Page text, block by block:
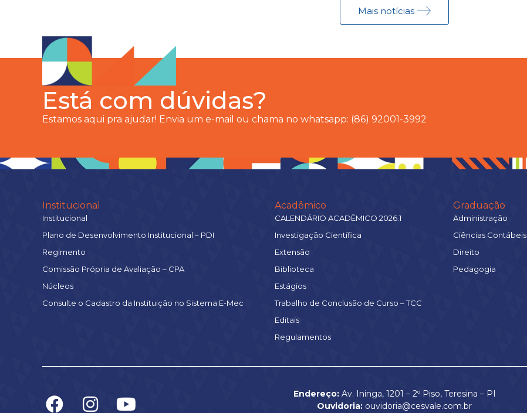
Mais notícias
Está com dúvidas?
Estamos aqui pra ajudar! Envia um e-mail ou chama no whatsapp: (86) 92001-3992
Institucional
Institucional
Plano de Desenvolvimento Institucional – PDI
Regimento
Comissão Própria de Avaliação – CPA
Núcleos
Consulte o Cadastro da Instituição no Sistema E-Mec
Acadêmico
CALENDÁRIO ACADÊMICO 2026.1
Investigação Científica
Extensão
Biblioteca
Estágios
Trabalho de Conclusão de Curso – TCC
Editais
Regulamentos
Graduação
Administração
Ciências Contábeis
Direito
Pedagogia
Endereço:Av. Ininga, 1201 – 2º Piso, Teresina – PI
Ouvidoria: ouvidoria@cesvale.com.br